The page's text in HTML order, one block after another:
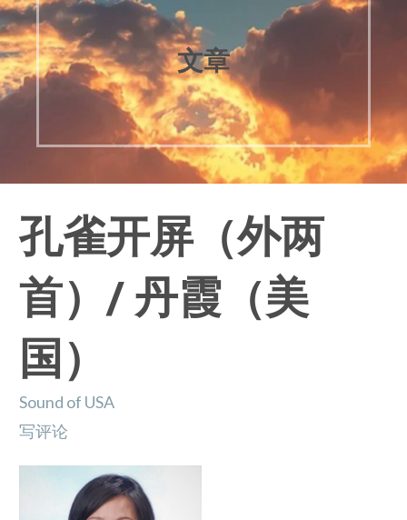
文章
孔雀开屏（外两
首）/ 丹霞（美
国）
Sound of USA
写评论